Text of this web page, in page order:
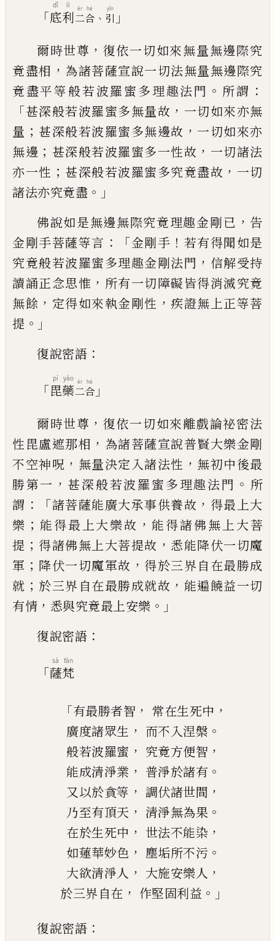
「底
dǐ
利
lì
二
èr
合
hé
、 引
yǐn 」
爾時世尊 ， 復依一切如來無量無邊際究
竟盡相 ， 為諸菩薩宣說一切法無量無邊際究
竟盡平等般若波羅蜜多理趣法門 。 所謂 ：
「甚深般若波羅蜜多無量故 ， 一切如來亦無
量 ； 甚深般若波羅蜜多無邊故 ， 一切如來亦
無邊 ； 甚深般若波羅蜜多一性故 ， 一切諸法
亦一性 ； 甚深般若波羅蜜多究竟盡故 ， 一切
諸法亦究竟盡 。」
佛說如是無邊無際究竟理趣金剛已 ， 告
金剛手菩薩等言 ：「金剛手 ！ 若有得聞如是
究竟般若波羅蜜多理趣金剛法門 ， 信解受持
讀誦正念思惟 ， 所有一切障礙皆得消滅究竟
無餘 ， 定得如來執金剛性 ， 疾證無上正等菩
提 。」
復說密語 ：
「毘
pí
藥
yào
二
èr
合
hé 」
爾時世尊 ， 復依一切如來離戲論祕密法
性毘盧遮那相 ， 為諸菩薩宣說普賢大樂金剛
不空神呪 ， 無量決定入諸法性 ， 無初中後最
勝第一 ， 甚深般若波羅蜜多理趣法門 。 所
謂 ：「諸菩薩能廣大承事供養故 ， 得最上大
樂 ； 能得最 上大樂故 ， 能得諸佛無上大菩
提 ； 得諸佛無上大菩提故 ， 悉能降伏一切魔
軍 ； 降伏一切魔軍故 ， 得於三界自在最勝成
就 ； 於三界 自在最勝成就故 ， 能遍饒益一切
有情 ， 悉與究竟最上安樂 。」
復說密語 ：
「薩
sà
梵
fàn
「有最勝者智 ， 常在生死中 ，
廣度諸眾生 ， 而不入涅槃 。
般若波羅蜜 ， 究竟方便智 ，
能成清淨業 ， 普淨於諸有 。
又以於貪等 ， 調伏諸世間 ，
乃至有頂天 ， 清淨無為果 。
在於生死中 ， 世法不能染 ，
如蓮華妙色 ， 塵垢所不污 。
大欲清淨人 ， 大施安樂人 ，
於三界自在 ， 作堅固利益 。」
復說密語 ：